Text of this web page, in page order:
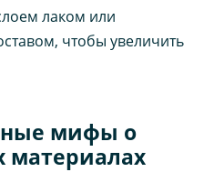
лаком или
чтобы увеличить
мифы о
материалах